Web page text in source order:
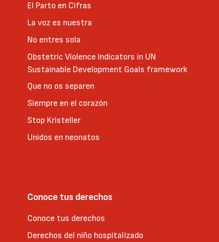
El Parto en Cifras
La voz es nuestra
No entres sola
Obstetric Violence Indicators in UN
Sustainable Development Goals framework
Que no os separen
Siempre en el corazón
Stop Kristeller
Unidos en neonatos
Conoce tus derechos
Conoce tus derechos
Derechos del niño hospitalizado